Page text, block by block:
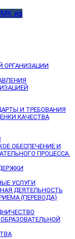
из
ОРГАНИЗАЦИИ
И ТРЕБОВАНИЯ
КАЧЕСТВА
ОБЕСПЕЧЕНИЕ И
ПРОЦЕССА.
УСЛУГИ
ДЕЯТЕЛЬНОСТЬ
(ПЕРЕВОДА)